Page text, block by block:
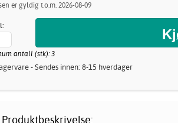
er gyldig t.o.m. 2026-08-09
antall (stk): 3
- Sendes innen: 8-15 hverdager
Produktbeskrivelse: